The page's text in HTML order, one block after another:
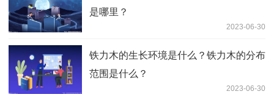
是哪里？
2023-06-30
铁力木的生长环境是什么？铁力木的分布
范围是什么？
2023-06-30